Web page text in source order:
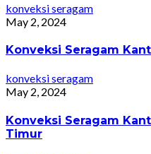
konveksi seragam
May 2, 2024
Konveksi Seragam
konveksi seragam
May 2, 2024
Konveksi Seragam
Timur